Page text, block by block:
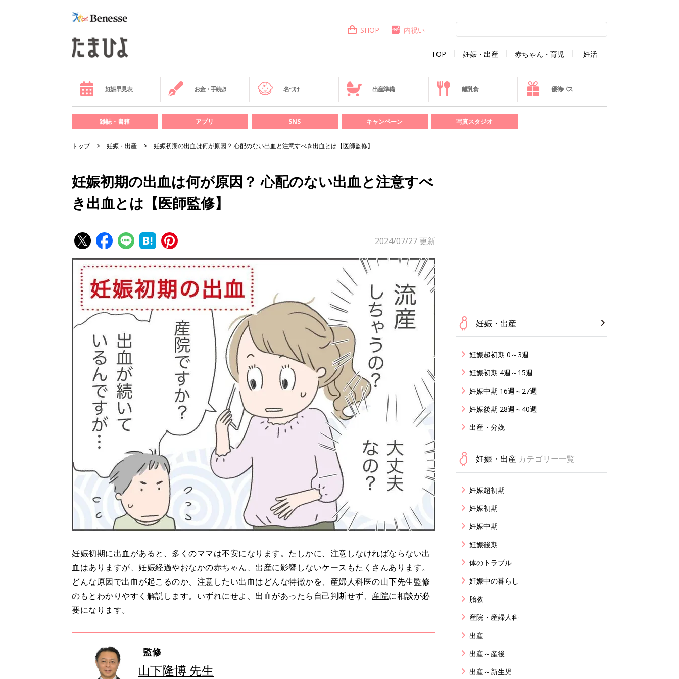
TOP 妊娠・出産 赤ちゃん・育児 妊活
SHOP 内祝い
妊娠早見表 お金・手続き 名づけ 出産準備 離乳食 優待パス
雑誌・書籍 アプリ SNS キャンペーン 写真スタジオ
トップ 妊娠・出産 妊娠初期の出血は何が原因？ 心配のない出血と注意すべき出血とは【医師監修】
妊娠初期の出血は何が原因？ 心配のない出血と注意すべ
き出血とは【医師監修】
2024/07/27 更新
妊娠初期に出血があると、多くのママは不安になります。たしかに、注意しなければならない出
血はありますが、妊娠経過やおなかの赤ちゃん、出産に影響しないケースもたくさんあります。
どんな原因で出血が起こるのか、注意したい出血はどんな特徴かを、産婦人科医の山下先生監修
のもとわかりやすく解説します。いずれにせよ、出血があったら自己判断せず、 産院に相談が必
要になります。
監修
山下隆博 先生
妊娠・出産
妊娠超初期 0～3週
妊娠初期 4週～15週
妊娠中期 16週～27週
妊娠後期 28週～40週
出産・分娩
妊娠・出産 カテゴリー一覧
妊娠超初期
妊娠初期
妊娠中期
妊娠後期
体のトラブル
妊娠中の暮らし
胎教
産院・産婦人科
出産
出産～産後
出産～新生児